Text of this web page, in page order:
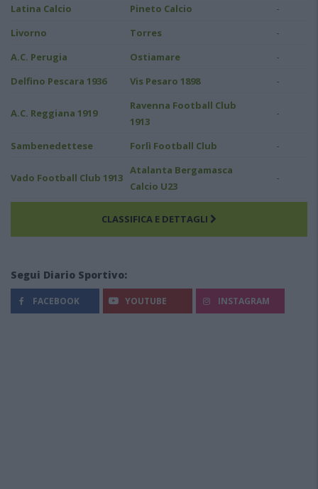
Latina Calcio Pineto Calcio -
Livorno Torres -
A.C. Perugia Ostiamare -
Delfino Pescara 1936 Vis Pesaro 1898 -
A.C. Reggiana 1919
Ravenna Football Club
1913
-
Sambenedettese Forlì Football Club -
Vado Football Club 1913
Atalanta Bergamasca
Calcio U23
-
CLASSIFICA E DETTAGLI
Segui Diario Sportivo:
FACEBOOK YOUTUBE INSTAGRAM